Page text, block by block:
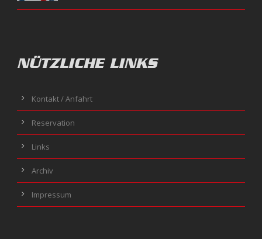
NÜTZLICHE LINKS
Kontakt / Anfahrt
Reservation
Links
Archiv
Impressum